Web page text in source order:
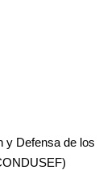
y Defensa de los